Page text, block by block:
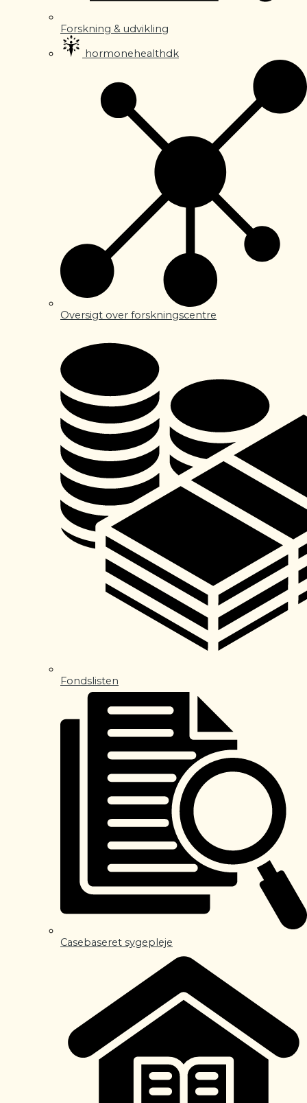
Forskning & udvikling
hormonehealthdk
Oversigt over forskningscentre
Fondslisten
Casebaseret sygepleje